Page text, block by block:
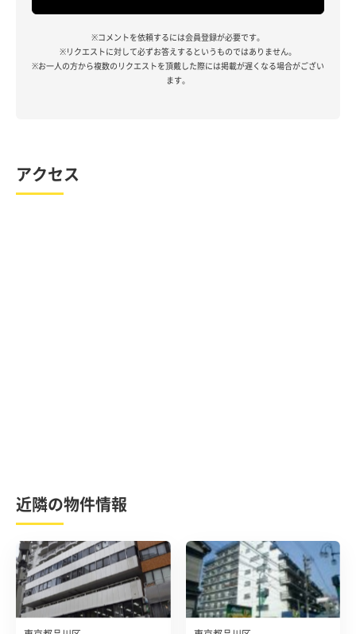
※コメントを依頼するには会員登録が必要です。
※リクエストに対して必ずお答えするというものではありません。
※お一人の方から複数のリクエストを頂戴した際には掲載が遅くなる場合がござい
ます。
アクセス
近隣の物件情報